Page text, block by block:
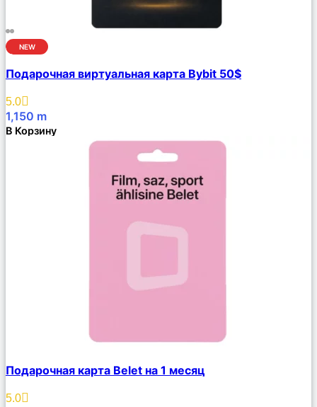
NEW
Описание
Избранное
Подарочная виртуальная карта Bybit 50$
5.0
1,150 m
В Корзину
Описание
Избранное
Подарочная карта Belet на 1 месяц
5.0